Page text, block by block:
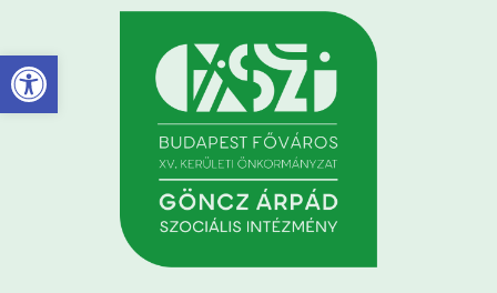
Eszköztár megnyitása